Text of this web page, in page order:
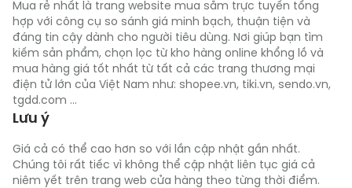
Mua rẻ nhất là trang website mua sắm trực tuyến tổng
hợp với công cụ so sánh giá minh bạch, thuận tiện và
đáng tin cậy dành cho người tiêu dùng. Nơi giúp bạn tìm
kiếm sản phẩm, chọn lọc từ kho hàng online khổng lồ và
mua hàng giá tốt nhất từ tất cả các trang thương mại
điện tử lớn của Việt Nam như: shopee.vn, tiki.vn, sendo.vn,
tgdd.com ...
Lưu ý
Giá cả có thể cao hơn so với lần cập nhật gần nhất.
Chúng tôi rất tiếc vì không thể cập nhật liên tục giá cả
niêm yết trên trang web cửa hàng theo từng thời điểm.